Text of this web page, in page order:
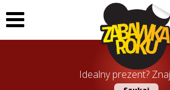
Idealny prezent?